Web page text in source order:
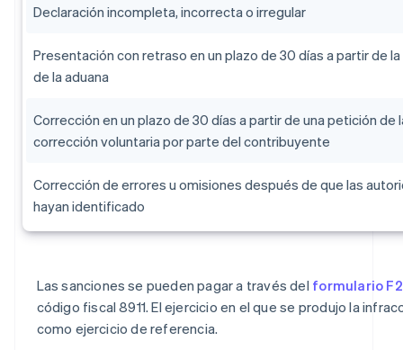
Declaración incompleta, incorrecta o irregular
Presentación con retraso en un plazo de 30 días a partir de
de la aduana
Corrección en un plazo de 30 días a partir de una petición de
corrección voluntaria por parte del contribuyente
Corrección de errores u omisiones después de que las
hayan identificado
Las sanciones se pueden pagar a través del formulario
código fiscal 8911. El ejercicio en el que se produjo la
como ejercicio de referencia.